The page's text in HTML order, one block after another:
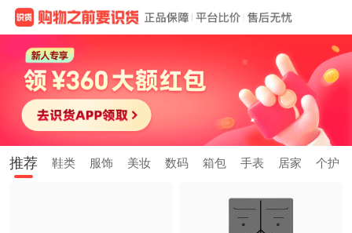
推荐 鞋类 服饰 美妆 数码 箱包 手表 居家 个护